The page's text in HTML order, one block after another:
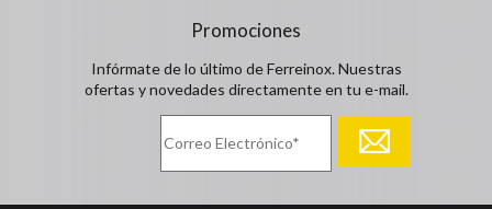
Promociones
Infórmate de lo último de Ferreinox. Nuestras
ofertas y novedades directamente en tu e-mail.